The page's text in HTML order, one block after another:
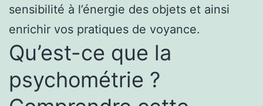
sensibilité à l’énergie des objets et ainsi
enrichir vos pratiques de voyance.
Qu’est-ce que la
psychométrie ?